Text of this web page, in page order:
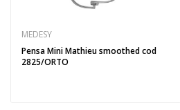
MEDESY
Pensa Mini Mathieu smoothed cod
2825/ORTO